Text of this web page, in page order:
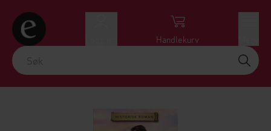
Handlekurv